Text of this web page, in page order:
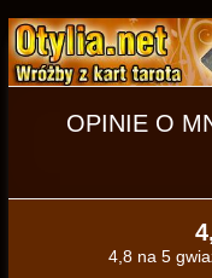
OPINIE O
4,8 na 5